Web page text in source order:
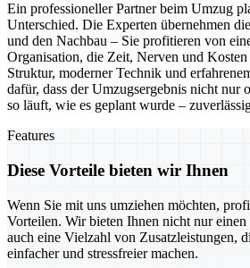
Ein professioneller Partner beim Umzug
Unterschied. Die Experten übernehmen
und den Nachbau – Sie profitieren von
Organisation, die Zeit, Nerven und
Struktur, moderner Technik und
dafür, dass der Umzugsergebnis nicht nur
so läuft, wie es geplant wurde –
Features
Diese Vorteile bieten wir Ihnen
Wenn Sie mit uns umziehen möchten,
Vorteilen. Wir bieten Ihnen nicht nur einen
auch eine Vielzahl von Zusatzleistungen,
einfacher und stressfreier machen.